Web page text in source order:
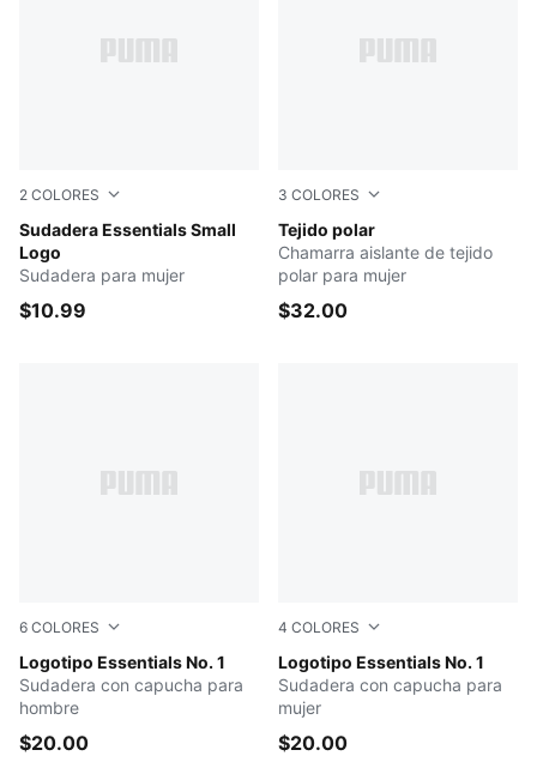
2 COLORES
Sudadera Essentials Small
Logo
PUMA BLACK
Sudadera para mujer
$10.99
3 COLORES
Tejido polar
CREAM/GREEN
Chamarra aislante de tejido
polar para mujer
$32.00
6 COLORES
Logotipo Essentials No. 1
Light Moss
Sudadera con capucha para
hombre
$20.00
4 COLORES
Logotipo Essentials No. 1
Raisin
Sudadera con capucha para
mujer
$20.00